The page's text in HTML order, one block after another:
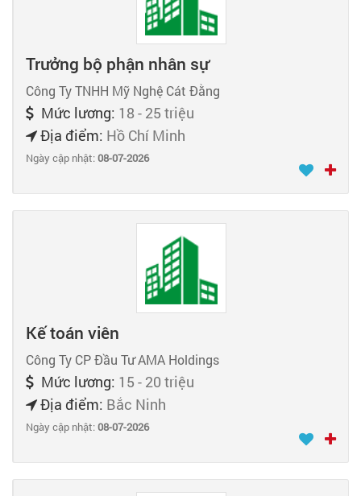
Trưởng bộ phận nhân sự
Công Ty TNHH Mỹ Nghệ Cát Đằng
Mức lương: 18 - 25 triệu
Địa điểm: Hồ Chí Minh
Ngày cập nhật:08-07-2026
Kế toán viên
Công Ty CP Đầu Tư AMA Holdings
Mức lương: 15 - 20 triệu
Địa điểm: Bắc Ninh
Ngày cập nhật:08-07-2026